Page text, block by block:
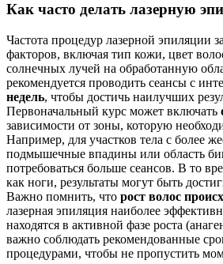
Как часто делать лазерную
Частота процедур лазерной эпиляции
факторов, включая тип кожи, цвет
солнечных лучей на обработанную
рекомендуется проводить сеансы с
недель, чтобы достичь наилучших
Первоначальный курс может включать
зависимости от зоны, которую
Например, для участков тела с более
подмышечные впадины или область
потребоваться больше сеансов. В то
как ноги, результаты могут быть
Важно помнить, что рост волос
лазерная эпиляция наиболее
находятся в активной фазе роста
важно соблюдать рекомендованные
процедурами, чтобы не пропустить